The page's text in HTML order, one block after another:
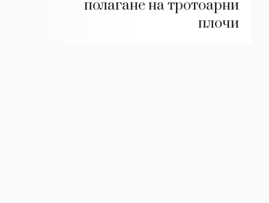
полагане на тротоарни
плочи